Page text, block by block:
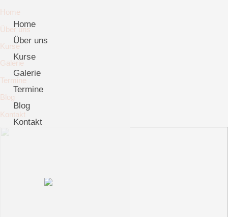
Home
Über uns
Kurse
Galerie
Termine
Blog
Kontakt
Home
Über uns
Kurse
Galerie
Termine
Blog
Kontakt